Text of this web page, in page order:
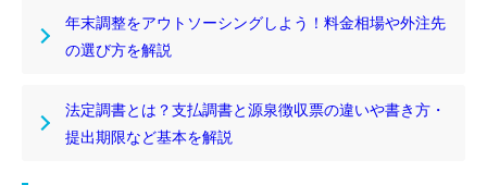
年末調整をアウトソーシングしよう！料金相場や外注先
の選び方を解説
法定調書とは？支払調書と源泉徴収票の違いや書き方・
提出期限など基本を解説